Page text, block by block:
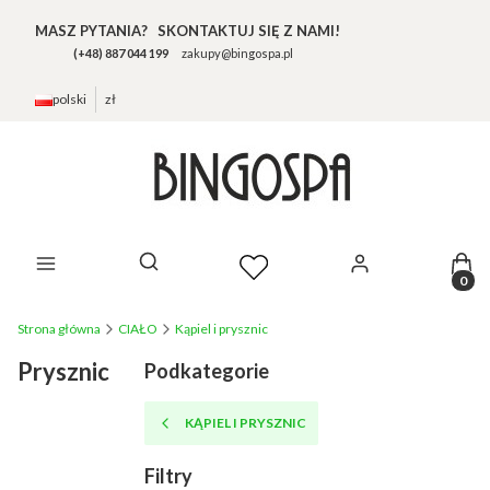
MASZ PYTANIA? SKONTAKTUJ SIĘ Z NAMI!
(+48) 887 044 199 zakupy@bingospa.pl
polski zł
Otwórz wyszukiwarkę
Strona główna CIAŁO Kąpiel i prysznic
Prysznic Podkategorie
KĄPIEL I PRYSZNIC
Filtry